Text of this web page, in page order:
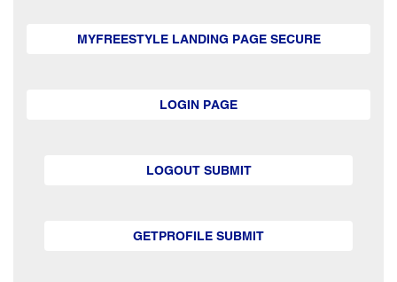
MYFREESTYLE LANDING PAGE SECURE
LOGIN PAGE
LOGOUT SUBMIT
GETPROFILE SUBMIT